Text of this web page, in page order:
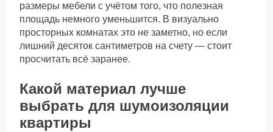
размеры мебели с учётом того, что полезная
площадь немного уменьшится. В визуально
просторных комнатах это не заметно, но если
лишний десяток сантиметров на счету — стоит
просчитать всё заранее.
Какой материал лучше
выбрать для шумоизоляции
квартиры